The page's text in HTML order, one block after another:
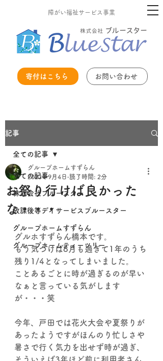
障がい福祉サービス事業
寄付はこちら お問い合わせ
記事
全ての記事
株式会社ブルースター
放課後等デイサービスブルースター
グループホームすずらん
グループホームティーツリー
全ての記事
お祭り行けば良かった
な・・・
グループホームすずらん
2023年9月4日 読了時間: 2分
グルホすずらん橋本です。
もう気づけば8月も過ぎて1年のうち
残り1/4となってしまいました。
ことあるごとに時が過ぎるのが早い
なぁと言っている気がします
が・・・笑
今年、戸田では花火大会や夏祭りが
あったようですがほんのり忙しさや
暑さで行く気力を出せず時が過ぎ、